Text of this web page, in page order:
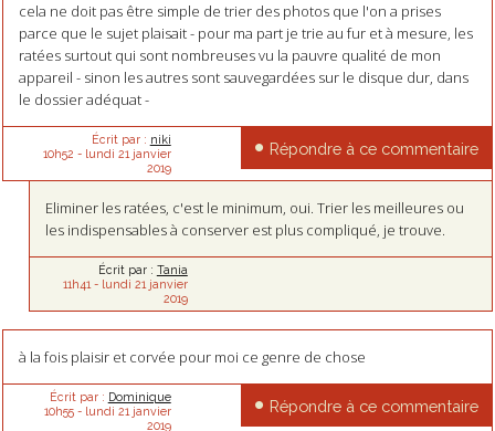
cela ne doit pas être simple de trier des photos que l'on a prises
parce que le sujet plaisait - pour ma part je trie au fur et à mesure, les
ratées surtout qui sont nombreuses vu la pauvre qualité de mon
appareil - sinon les autres sont sauvegardées sur le disque dur, dans
le dossier adéquat -
Écrit par : niki
10h52 - lundi 21 janvier
2019
Répondre à ce commentaire
Eliminer les ratées, c'est le minimum, oui. Trier les meilleures ou
les indispensables à conserver est plus compliqué, je trouve.
Écrit par : Tania
11h41 - lundi 21 janvier
2019
à la fois plaisir et corvée pour moi ce genre de chose
Écrit par : Dominique
10h55- lundi 21 janvier
2019
Répondre à ce commentaire